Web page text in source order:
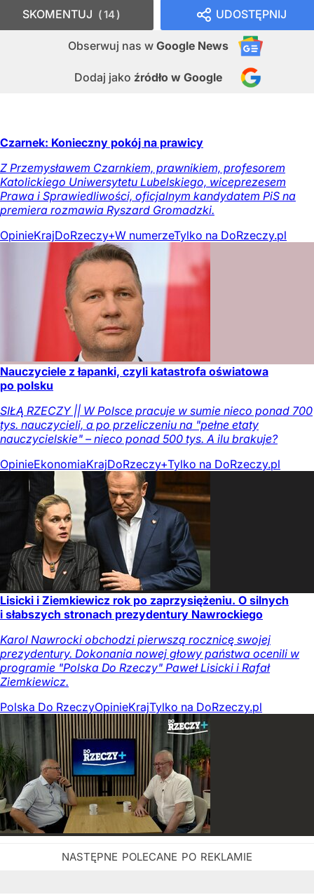
UDOSTĘPNIJ
Obserwuj nas w Google News
Dodaj jako źródło w Google
SKOMENTUJ 14
Czarnek: Konieczny pokój na prawicy
Z Przemysławem Czarnkiem, prawnikiem, profesorem
Katolickiego Uniwersytetu Lubelskiego, wiceprezesem
Prawa i Sprawiedliwości, oficjalnym kandydatem PiS na
premiera rozmawia Ryszard Gromadzki.
OpinieKrajDoRzeczy+W numerzeTylko na DoRzeczy.pl
Nauczyciele z łapanki, czyli katastrofa oświatowa
po polsku
SIŁĄ RZECZY || W Polsce pracuje w sumie nieco ponad 700
tys. nauczycieli, a po przeliczeniu na "pełne etaty
nauczycielskie" – nieco ponad 500 tys. A ilu brakuje?
OpinieEkonomiaKrajDoRzeczy+Tylko na DoRzeczy.pl
Lisicki i Ziemkiewicz rok po zaprzysiężeniu. O silnych
i słabszych stronach prezydentury Nawrockiego
Karol Nawrocki obchodzi pierwszą rocznicę swojej
prezydentury. Dokonania nowej głowy państwa ocenili w
programie "Polska Do Rzeczy" Paweł Lisicki i Rafał
Ziemkiewicz.
Polska Do RzeczyOpinieKrajTylko na DoRzeczy.pl